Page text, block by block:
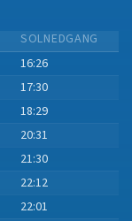
SOLNEDGANG
16:26
17:30
18:29
20:31
21:30
22:12
22:01